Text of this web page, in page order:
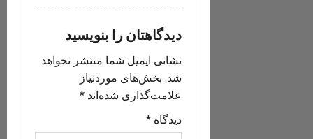
دیدگاهتان را بنویسید
نشانی ایمیل شما منتشر نخواهد
شد. بخش‌های موردنیاز
علامت‌گذاری شده‌اند*
دیدگاه*